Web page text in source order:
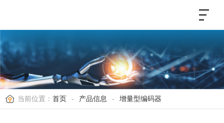
当前位置： 首页 - 产品信息 - 增量型编码器